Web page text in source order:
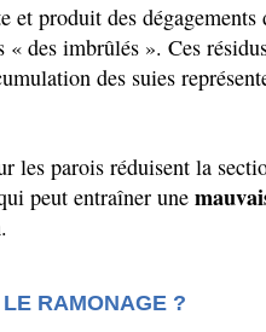
et produit des dégagements
« des imbrûlés ». Ces
des suies
les parois réduisent la
peut entraîner une
.
RAMONAGE ?